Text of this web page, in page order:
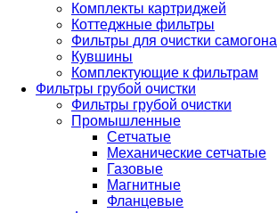
Комплекты картриджей
Коттеджные фильтры
Фильтры для очистки самогона
Кувшины
Комплектующие к фильтрам
Фильтры грубой очистки
Фильтры грубой очистки
Промышленные
Сетчатые
Механические сетчатые
Газовые
Магнитные
Фланцевые